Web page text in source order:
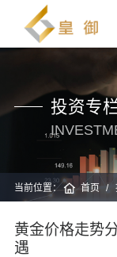
投资专
当前位置： 首页
黄金价格走势
遇